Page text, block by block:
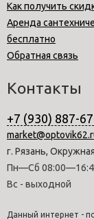
Как получить
Аренда
бесплатно
Обратная связь
Контакты
+7 (930) 887-
г. Рязань,
Пн—Сб
Вс - выходной
Данный интернет -